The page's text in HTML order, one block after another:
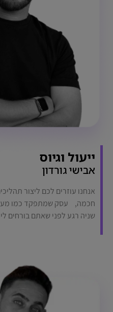
ייעול וגיוס
אבישי גורדון
אנחנו עוזרים לכם ליצור
חכמה, עסק שמתפקד כמו
שניה רגע לפני שאתם בורחים